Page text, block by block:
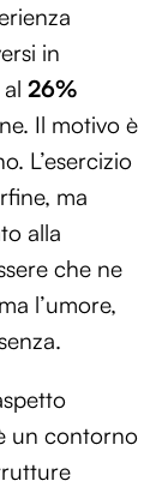
in
26%
Il motivo è
L’esercizio
ma
alla
che ne
l’umore,
un contorno